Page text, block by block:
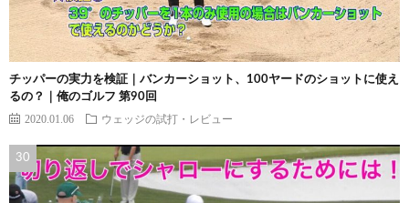
チッパーの実力を検証｜バンカーショット、100ヤードのショットに使え
るの？｜俺のゴルフ 第90回
2020.01.06 ウェッジの試打・レビュー